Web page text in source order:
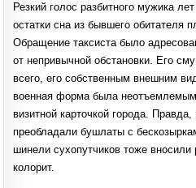
Резкий голос разбитного мужика
остатки сна из бывшего обитателя
Обращение таксиста было
от непривычной обстановки. Его
всего, его собственным внешним
военная форма была
визитной карточкой города.
преобладали бушлаты с
шинели сухопутчиков тоже вносили
колорит.